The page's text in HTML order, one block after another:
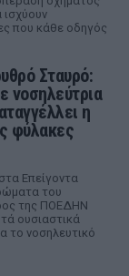
ισχύουν
που κάθε οδηγός
Σταυρό:
νοσηλεύτρια
η
φύλακες
Επείγοντα
του
της ΠΟΕΔΗΝ
ουσιαστικά
το νοσηλευτικό